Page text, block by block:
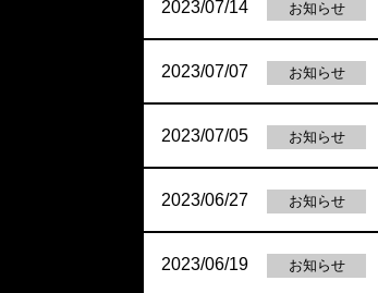
2023/07/14 お知らせ
2023/07/07 お知らせ
2023/07/05 お知らせ
2023/06/27 お知らせ
2023/06/19 お知らせ